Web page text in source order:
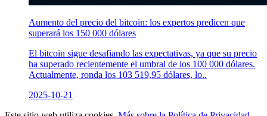
Aumento del precio del bitcoin: los expertos predicen que
superará los 150 000 dólares
El bitcoin sigue desafiando las expectativas, ya que su precio
ha superado recientemente el umbral de los 100 000 dólares.
Actualmente, ronda los 103 519,95 dólares, lo..
2025-10-21